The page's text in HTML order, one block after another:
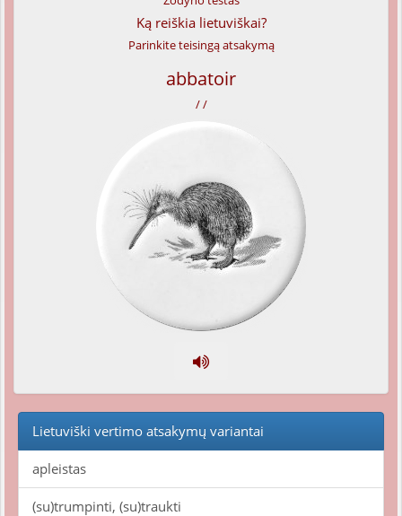
Ką reiškia lietuviškai?
Parinkite teisingą atsakymą
abbatoir
/ /
Lietuviški vertimo atsakymų variantai
apleistas
(su)trumpinti, (su)traukti